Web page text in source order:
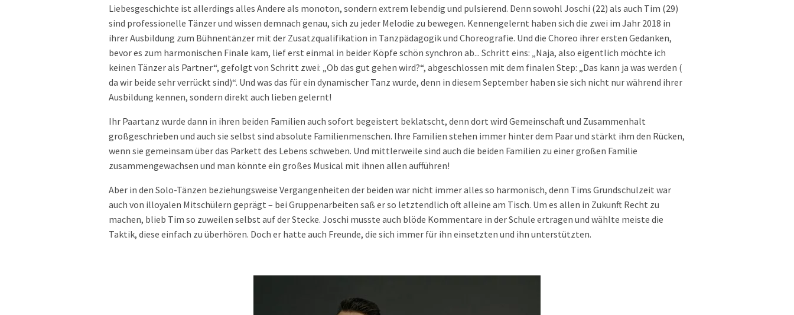
Liebesgeschichte ist allerdings alles Andere als monoton, sondern extrem lebendig und pulsierend. Denn sowohl Joschi (22) als auch Tim (29)
sind professionelle Tänzer und wissen demnach genau, sich zu jeder Melodie zu bewegen. Kennengelernt haben sich die zwei im Jahr 2018 in
ihrer Ausbildung zum Bühnentänzer mit der Zusatzqualifikation in Tanzpädagogik und Choreografie. Und die Choreo ihrer ersten Gedanken,
bevor es zum harmonischen Finale kam, lief erst einmal in beider Köpfe schön synchron ab... Schritt eins: „Naja, also eigentlich möchte ich
keinen Tänzer als Partner“, gefolgt von Schritt zwei: „Ob das gut gehen wird?“, abgeschlossen mit dem finalen Step: „Das kann ja was werden (
da wir beide sehr verrückt sind)“. Und was das für ein dynamischer Tanz wurde, denn in diesem September haben sie sich nicht nur während ihrer
Ausbildung kennen, sondern direkt auch lieben gelernt!
Ihr Paartanz wurde dann in ihren beiden Familien auch sofort begeistert beklatscht, denn dort wird Gemeinschaft und Zusammenhalt
großgeschrieben und auch sie selbst sind absolute Familienmenschen. Ihre Familien stehen immer hinter dem Paar und stärkt ihm den Rücken,
wenn sie gemeinsam über das Parkett des Lebens schweben. Und mittlerweile sind auch die beiden Familien zu einer großen Familie
zusammengewachsen und man könnte ein großes Musical mit ihnen allen aufführen!
Aber in den Solo-Tänzen beziehungsweise Vergangenheiten der beiden war nicht immer alles so harmonisch, denn Tims Grundschulzeit war
auch von illoyalen Mitschülern geprägt – bei Gruppenarbeiten saß er so letztendlich oft alleine am Tisch. Um es allen in Zukunft Recht zu
machen, blieb Tim so zuweilen selbst auf der Stecke. Joschi musste auch blöde Kommentare in der Schule ertragen und wählte meiste die
Taktik, diese einfach zu überhören. Doch er hatte auch Freunde, die sich immer für ihn einsetzten und ihn unterstützten.